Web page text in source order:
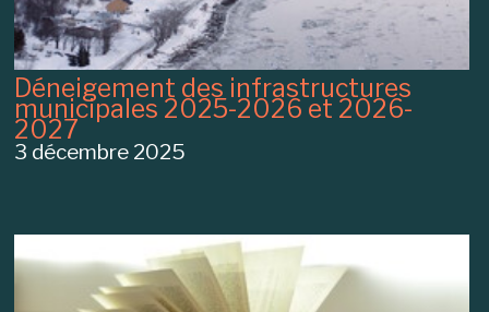
Déneigement des infrastructures
municipales 2025-2026 et 2026-
2027
3 décembre 2025